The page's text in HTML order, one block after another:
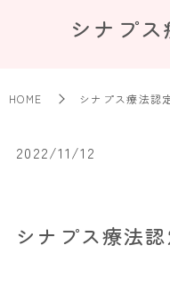
シナプ
HOME シナプス療法認
2022/11/12
シナプス療法